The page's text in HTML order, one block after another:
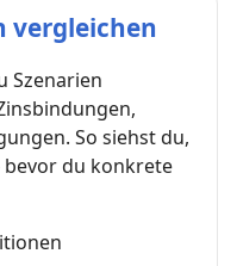
vergleichen
Szenarien
So siehst du,
bevor du konkrete